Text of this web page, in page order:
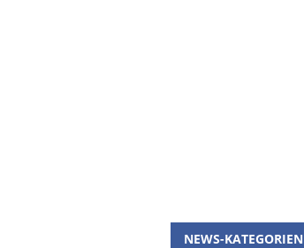
NEWS-KATEGORIEN